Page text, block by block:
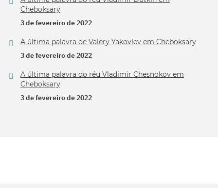
Cheboksary
3 de fevereiro de 2022
A última palavra de Valery Yakovlev em Cheboksary
3 de fevereiro de 2022
A última palavra do réu Vladimir Chesnokov em
Cheboksary
3 de fevereiro de 2022